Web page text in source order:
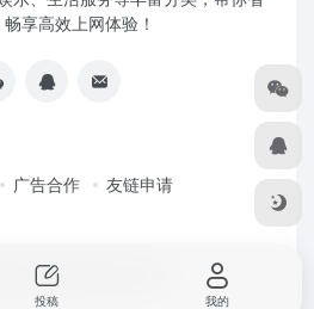
享高效上网体验！
广告合作 友链申请
浙ICP备20004263号-18
投稿 我的